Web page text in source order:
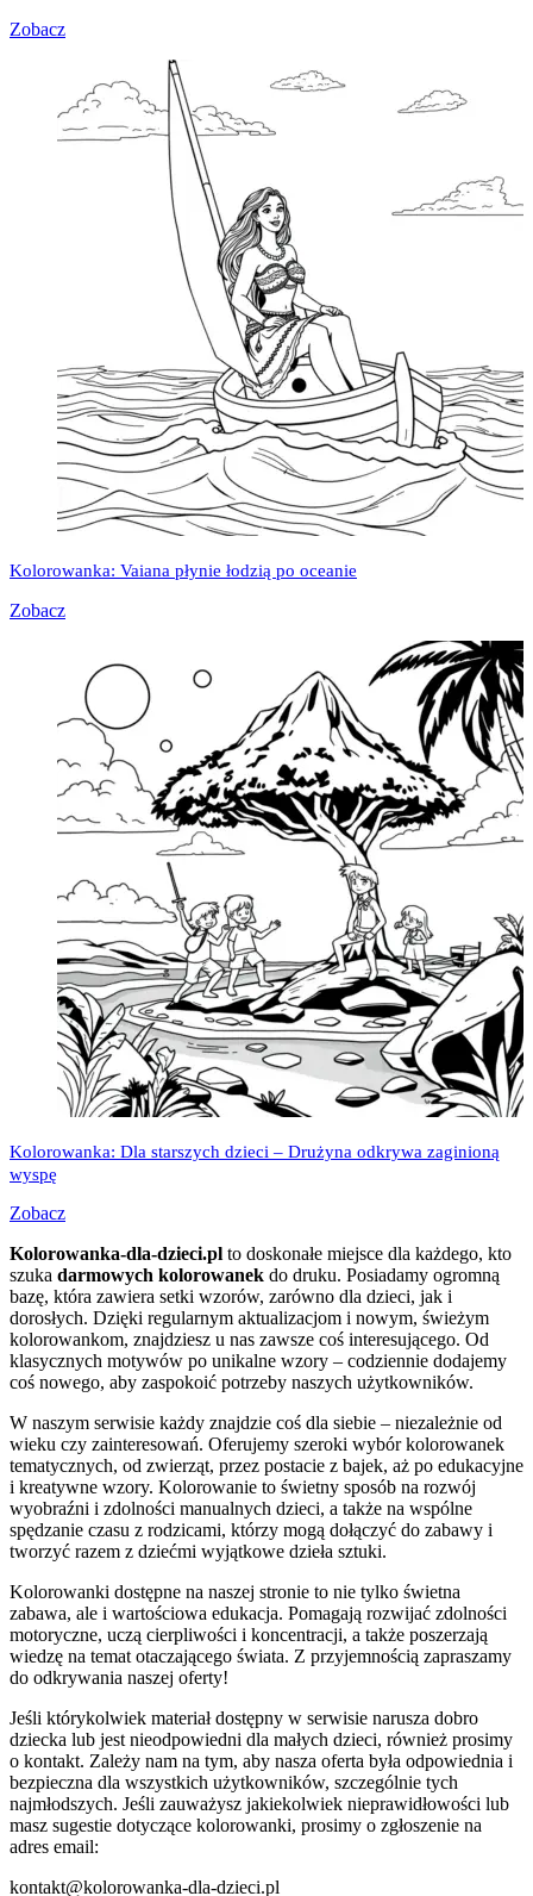
Zobacz
Kolorowanka: Vaiana płynie łodzią po oceanie
Zobacz
Kolorowanka: Dla starszych dzieci – Drużyna odkrywa zaginioną
wyspę
Zobacz
Kolorowanka-dla-dzieci.pl to doskonałe miejsce dla każdego, kto
szuka darmowych kolorowanek do druku. Posiadamy ogromną
bazę, która zawiera setki wzorów, zarówno dla dzieci, jak i
dorosłych. Dzięki regularnym aktualizacjom i nowym, świeżym
kolorowankom, znajdziesz u nas zawsze coś interesującego. Od
klasycznych motywów po unikalne wzory – codziennie dodajemy
coś nowego, aby zaspokoić potrzeby naszych użytkowników.
W naszym serwisie każdy znajdzie coś dla siebie – niezależnie od
wieku czy zainteresowań. Oferujemy szeroki wybór kolorowanek
tematycznych, od zwierząt, przez postacie z bajek, aż po edukacyjne
i kreatywne wzory. Kolorowanie to świetny sposób na rozwój
wyobraźni i zdolności manualnych dzieci, a także na wspólne
spędzanie czasu z rodzicami, którzy mogą dołączyć do zabawy i
tworzyć razem z dziećmi wyjątkowe dzieła sztuki.
Kolorowanki dostępne na naszej stronie to nie tylko świetna
zabawa, ale i wartościowa edukacja. Pomagają rozwijać zdolności
motoryczne, uczą cierpliwości i koncentracji, a także poszerzają
wiedzę na temat otaczającego świata. Z przyjemnością zapraszamy
do odkrywania naszej oferty!
Jeśli którykolwiek materiał dostępny w serwisie narusza dobro
dziecka lub jest nieodpowiedni dla małych dzieci, również prosimy
o kontakt. Zależy nam na tym, aby nasza oferta była odpowiednia i
bezpieczna dla wszystkich użytkowników, szczególnie tych
najmłodszych. Jeśli zauważysz jakiekolwiek nieprawidłowości lub
masz sugestie dotyczące kolorowanki, prosimy o zgłoszenie na
adres email:
kontakt@kolorowanka-dla-dzieci.pl